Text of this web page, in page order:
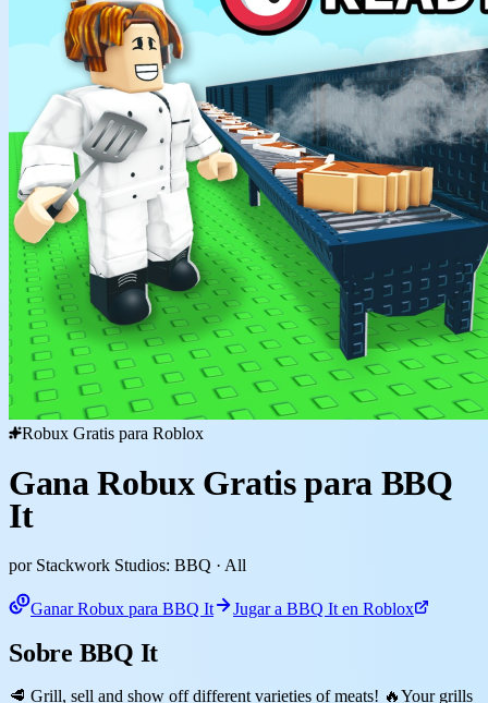
Robux Gratis para Roblox
Gana Robux Gratis para BBQ
It
por Stackwork Studios: BBQ · All
Ganar Robux para BBQ It Jugar a BBQ It en Roblox
Sobre BBQ It
🥩 Grill, sell and show off different varieties of meats! 🔥Your grills